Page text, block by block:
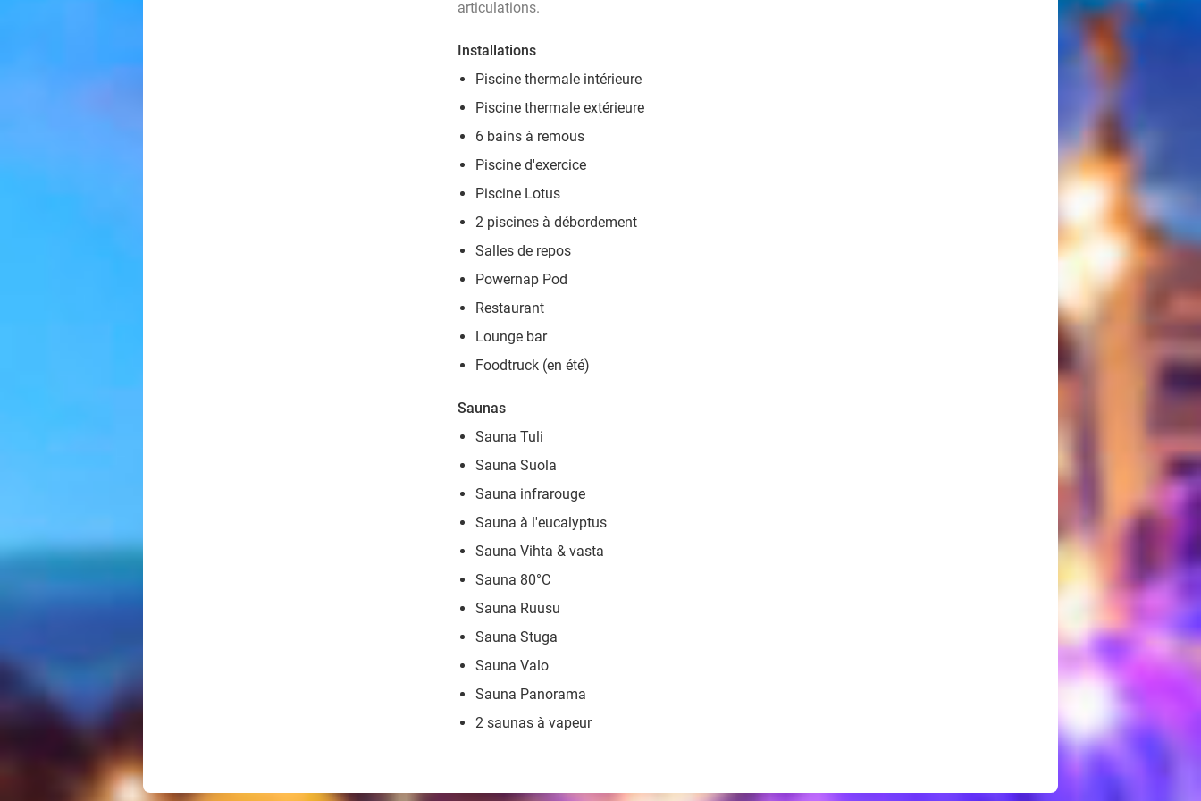
articulations.
Installations
Piscine thermale intérieure
Piscine thermale extérieure
6 bains à remous
Piscine d'exercice
Piscine Lotus
2 piscines à débordement
Salles de repos
Powernap Pod
Restaurant
Lounge bar
Foodtruck (en été)
Saunas
Sauna Tuli
Sauna Suola
Sauna infrarouge
Sauna à l'eucalyptus
Sauna Vihta & vasta
Sauna 80°C
Sauna Ruusu
Sauna Stuga
Sauna Valo
Sauna Panorama
2 saunas à vapeur